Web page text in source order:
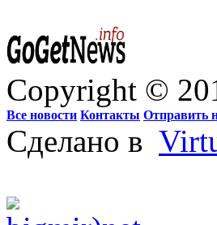
Copyright ©
Все новости Контакты Отправить
Сделано в